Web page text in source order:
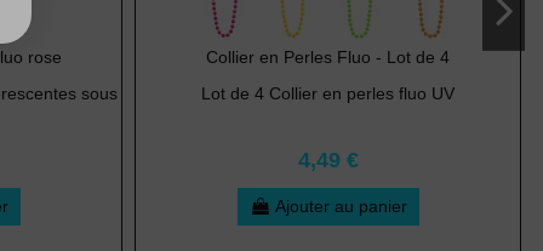
rose
sous
Collier en Perles Fluo - Lot de 4
Lot de 4 Collier en perles fluo UV
4,49 €
Ajouter au panier